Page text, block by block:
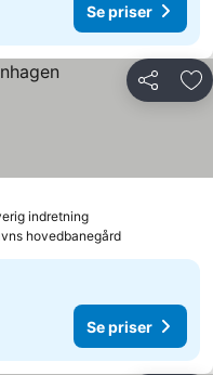
Se priser
Del
indretningSe priser
hovedbanegård
Se priser